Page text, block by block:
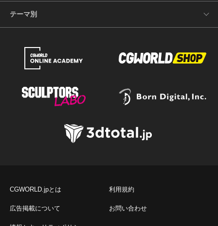
テーマ別
CGWORLD.jpとは 利用規約
広告掲載について お問い合わせ